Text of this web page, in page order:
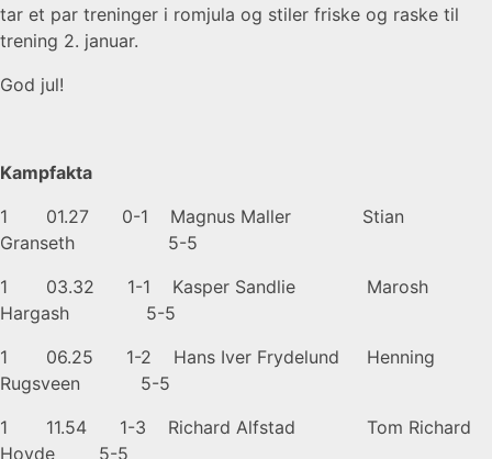
tar et par treninger i romjula og stiler friske og raske til
trening 2. januar.
God jul!
Kampfakta
1 01.27 0-1 Magnus Maller Stian
Granseth 5-5
1 03.32 1-1 Kasper Sandlie Marosh
Hargash 5-5
1 06.25 1-2 Hans Iver Frydelund Henning
Rugsveen 5-5
1 11.54 1-3 Richard Alfstad Tom Richard
Hovde 5-5